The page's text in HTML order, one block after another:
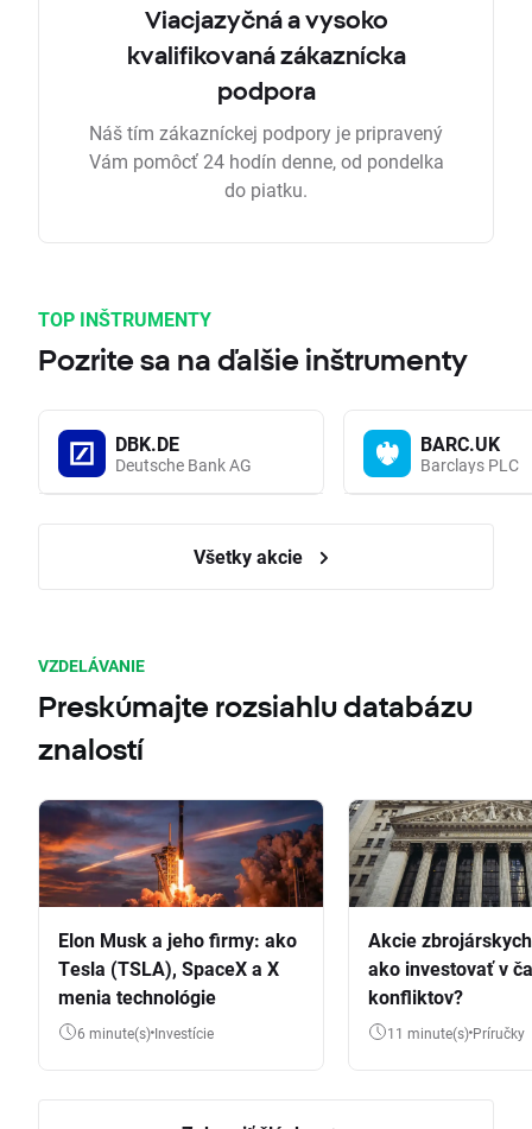
Viacjazyčná a vysoko
kvalifikovaná zákaznícka
podpora
Náš tím zákazníckej podpory je pripravený
Vám pomôcť 24 hodín denne, od pondelka
do piatku.
TOP INŠTRUMENTY
Pozrite sa na ďalšie inštrumenty
DBK.DE
Deutsche Bank AG
BARC.UK
Barclays PLC
Všetky akcie
VZDELÁVANIE
Preskúmajte rozsiahlu databázu
znalostí
Elon Musk a jeho firmy: ako
Tesla (TSLA), SpaceX a X
menia technológie
6 minute(s) Investície
Akcie
ako investovať v
konfliktov?
11 minute(s) Príručky